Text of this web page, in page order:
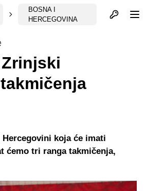
BOSNA I
HERCEGOVINA
Otvori profil
koja će imati
ćemo tri ranga takmičenja,